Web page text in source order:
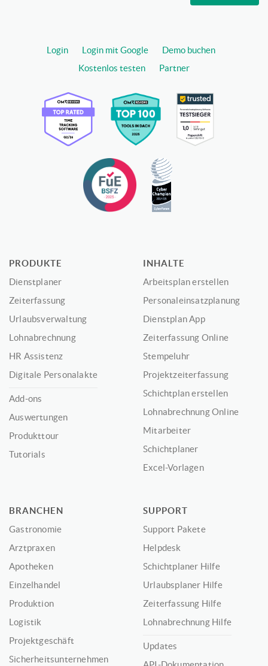
Login Login mit Google
Demo buchen
Kostenlos testen
Partner
PRODUKTE
Dienstplaner
Zeiterfassung
Urlaubsverwaltung
Lohnabrechnung
HR Assistenz
Digitale Personalakte
Add-ons
Auswertungen
Produkttour
Tutorials
INHALTE
Arbeitsplan erstellen
Personaleinsatzplanung
Dienstplan App
Zeiterfassung Online
Stempeluhr
Projektzeiterfassung
Schichtplan erstellen
Lohnabrechnung Online
Mitarbeiter
Schichtplaner
Excel-Vorlagen
BRANCHEN
Gastronomie
Arztpraxen
Apotheken
Einzelhandel
Produktion
Logistik
Projektgeschäft
Sicherheitsunternehmen
SUPPORT
Support Pakete
Helpdesk
Schichtplaner Hilfe
Urlaubsplaner Hilfe
Zeiterfassung Hilfe
Lohnabrechnung Hilfe
Updates